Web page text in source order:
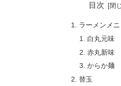
目次
ラーメンメ
白丸元味
赤丸新味
からか麺
替玉